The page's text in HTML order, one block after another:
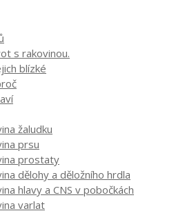
s rakovinou.
blízké
žaludku
prsu
prostaty
dělohy a děložního hrdla
hlavy a CNS v pobočkách
varlat